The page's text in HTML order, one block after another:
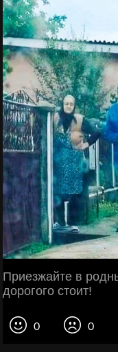
Приезжайте в
дорогого стоит!
0 0